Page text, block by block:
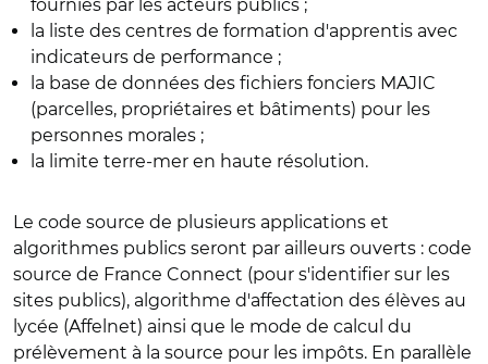
fournies par les acteurs publics ;
la liste des centres de formation d'apprentis avec
indicateurs de performance ;
la base de données des fichiers fonciers MAJIC
(parcelles, propriétaires et bâtiments) pour les
personnes morales ;
la limite terre-mer en haute résolution.
Le code source de plusieurs applications et
algorithmes publics seront par ailleurs ouverts : code
source de France Connect (pour s'identifier sur les
sites publics), algorithme d'affectation des élèves au
lycée (Affelnet) ainsi que le mode de calcul du
prélèvement à la source pour les impôts. En parallèle